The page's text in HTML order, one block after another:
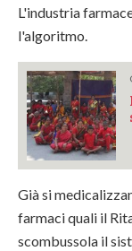
L'industria
l'algoritmo.
Già si
farmaci quali il
scombussola il